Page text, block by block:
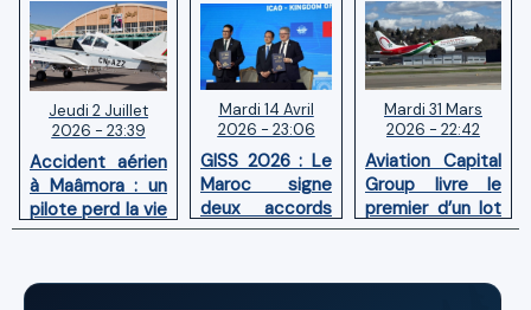
Jeudi 2 Juillet
2026 - 23:39
Accident aérien
à Maâmora : un
pilote perd la vie
en combat
incendie
Mardi 14 Avril
2026 - 23:06
GISS 2026 : Le
Maroc signe
deux accords
avec l'OACI
la surveillance
Mardi 31 Mars
2026 - 22:42
Aviation Capital
Group livre le
premier d’un lot
de six Boeing
neufs à Royal Air